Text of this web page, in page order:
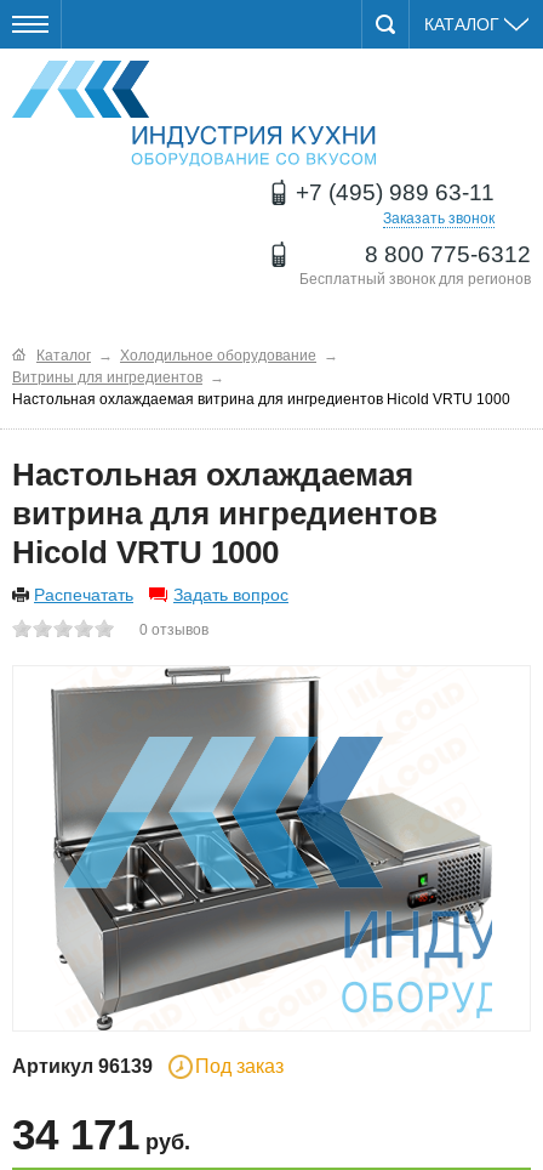
КАТАЛОГ
+7 (495) 989 63-11
Заказать звонок
8 800 775-6312
Бесплатный звонок для регионов
Каталог → Холодильное оборудование
→
Витрины для ингредиентов →
Настольная охлаждаемая витрина для ингредиентов Hicold VRTU 1000
Настольная охлаждаемая
витрина для ингредиентов
Hicold VRTU 1000
Распечатать Задать вопрос
0 отзывов
Артикул 96139 Под заказ
34 171 руб.